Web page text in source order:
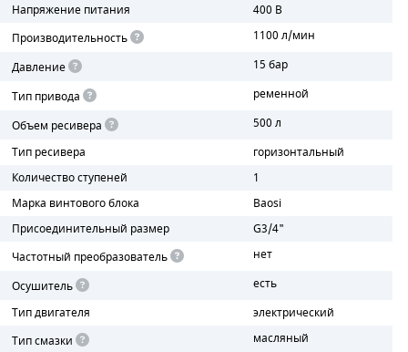
Напряжение питания
400 В
Производительность
1100 л/мин
Давление
15 бар
Тип привода
ременной
Объем ресивера
500 л
Тип ресивера
горизонтальный
Количество ступеней
1
Марка винтового блока
Baosi
Присоединительный размер
G3/4"
Частотный преобразователь
нет
Осушитель
есть
Тип двигателя
электрический
Тип смазки
масляный
ДЕТАЛИ СПИРАЛЬНЫХ КОМПРЕССОРОВ
ДЕТАЛИ НАСОСНОЙ ЧАСТИ
ДЕТАЛИ ПОГРУЖНЫХ НАСОСОВ
ШЛАНГИ ДЛЯ МОТОПОМП
ДЛЯ ВАКУУМНЫХ НАСОСОВ